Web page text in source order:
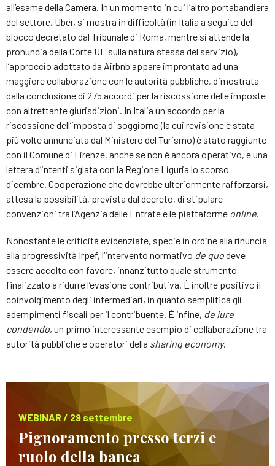
all’esame della Camera. In un momento in cui l’altro portabandiera
del settore, Uber, si mostra in difficoltà (in Italia a seguito del
blocco decretato dal Tribunale di Roma, mentre si attende la
pronuncia della Corte UE sulla natura stessa del servizio),
l’approccio adottato da Airbnb appare improntato ad una
maggiore collaborazione con le autorità pubbliche, dimostrata
dalla conclusione di 275 accordi per la riscossione delle imposte
con altrettante giurisdizioni. In Italia un accordo per la
riscossione dell’imposta di soggiorno (la cui revisione è stata
più volte annunciata dal Ministero del Turismo) è stato raggiunto
con il Comune di Firenze, anche se non è ancora operativo, e una
lettera d’intenti siglata con la Regione Liguria lo scorso
dicembre. Cooperazione che dovrebbe ulteriormente rafforzarsi,
attesa la possibilità, prevista dal decreto, di stipulare
convenzioni tra l’Agenzia delle Entrate e le piattaforme online.
Nonostante le criticità evidenziate, specie in ordine alla rinuncia
alla progressività Irpef, l’intervento normativo de quodeve
essere accolto con favore, innanzitutto quale strumento
finalizzato a ridurre l’evasione contributiva. È inoltre positivo il
coinvolgimento degli intermediari, in quanto semplifica gli
adempimenti fiscali per il contribuente. È infine, de iure
condendo, un primo interessante esempio di collaborazione tra
autorità pubbliche e operatori della sharing economy.
WEBINAR / 29 settembre
Pignoramento presso terzi e
ruolo della banca